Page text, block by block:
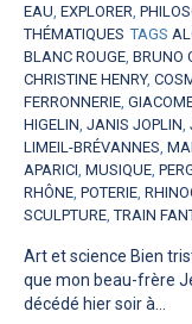
EAU, EXPLORER,
THÉMATIQUES TAGS
BLANC ROUGE, BRUNO
CHRISTINE HENRY,
FERRONNERIE,
HIGELIN, JANIS JOPLIN,
LIMEIL-BRÉVANNES,
APARICI, MUSIQUE,
RHÔNE, POTERIE,
SCULPTURE,TRAIN
Art et science Bien
que mon beau-frère
décédé hier soir à...